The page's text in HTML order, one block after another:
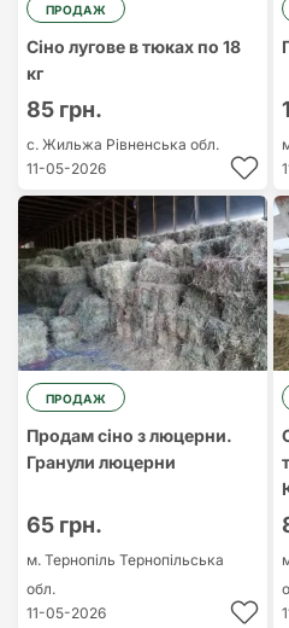
ПРОДАЖ
Сіно лугове в тюках по 18
кг
85 грн.
с. Жильжа Рівненська обл.
11-05-2026
ПРОДАЖ
Продам сіно з люцерни.
Гранули люцерни
65 грн.
м. Тернопіль Тернопільська
обл.
11-05-2026